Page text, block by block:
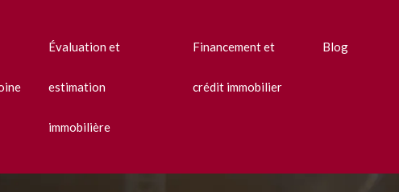
Évaluation et
estimation
immobilière
Financement et
crédit immobilier
Blog